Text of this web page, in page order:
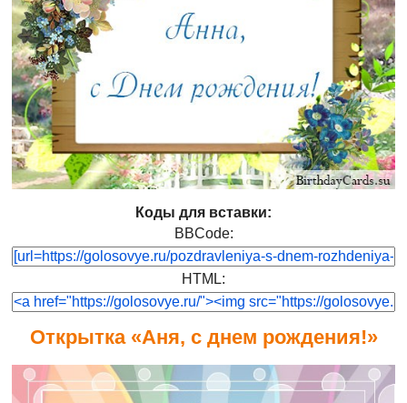
Коды для вставки:
BBCode:
HTML:
Открытка «Аня, с днем рождения!»